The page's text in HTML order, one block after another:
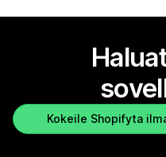
Kokeile Shopifyta